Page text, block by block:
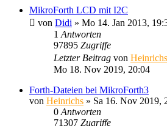
MikroForth LCD mit I2C
von Didi » Mo 14. Jan 2013,
1 Antworten
97895 Zugriffe
Letzter Beitrag von Heinrichs
Mo 18. Nov 2019, 20:04
Forth-Dateien bei MikroForth3
von Heinrichs » Sa 16. Nov 2019,
0 Antworten
71307 Zugriffe